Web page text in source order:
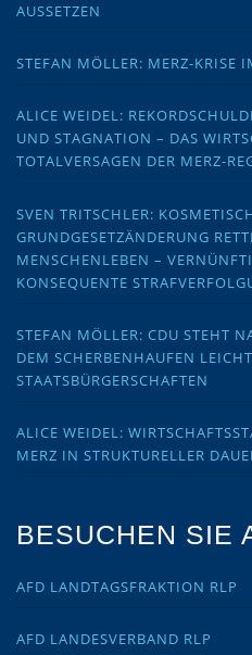
AUSSETZEN
STEFAN MÖLLER: MERZ-KRISE
ALICE WEIDEL:
UND STAGNATION – DAS
TOTALVERSAGEN DER MERZ-
SVEN TRITSCHLER:
GRUNDGESETZÄNDERUNG
MENSCHENLEBEN –
KONSEQUENTE
STEFAN MÖLLER: CDU STEHT
DEM SCHERBENHAUFEN
STAATSBÜRGERSCHAFTEN
ALICE WEIDEL:
MERZ IN STRUKTURELLER
BESUCHEN SIE
AFD LANDTAGSFRAKTION RLP
AFD LANDESVERBAND RLP